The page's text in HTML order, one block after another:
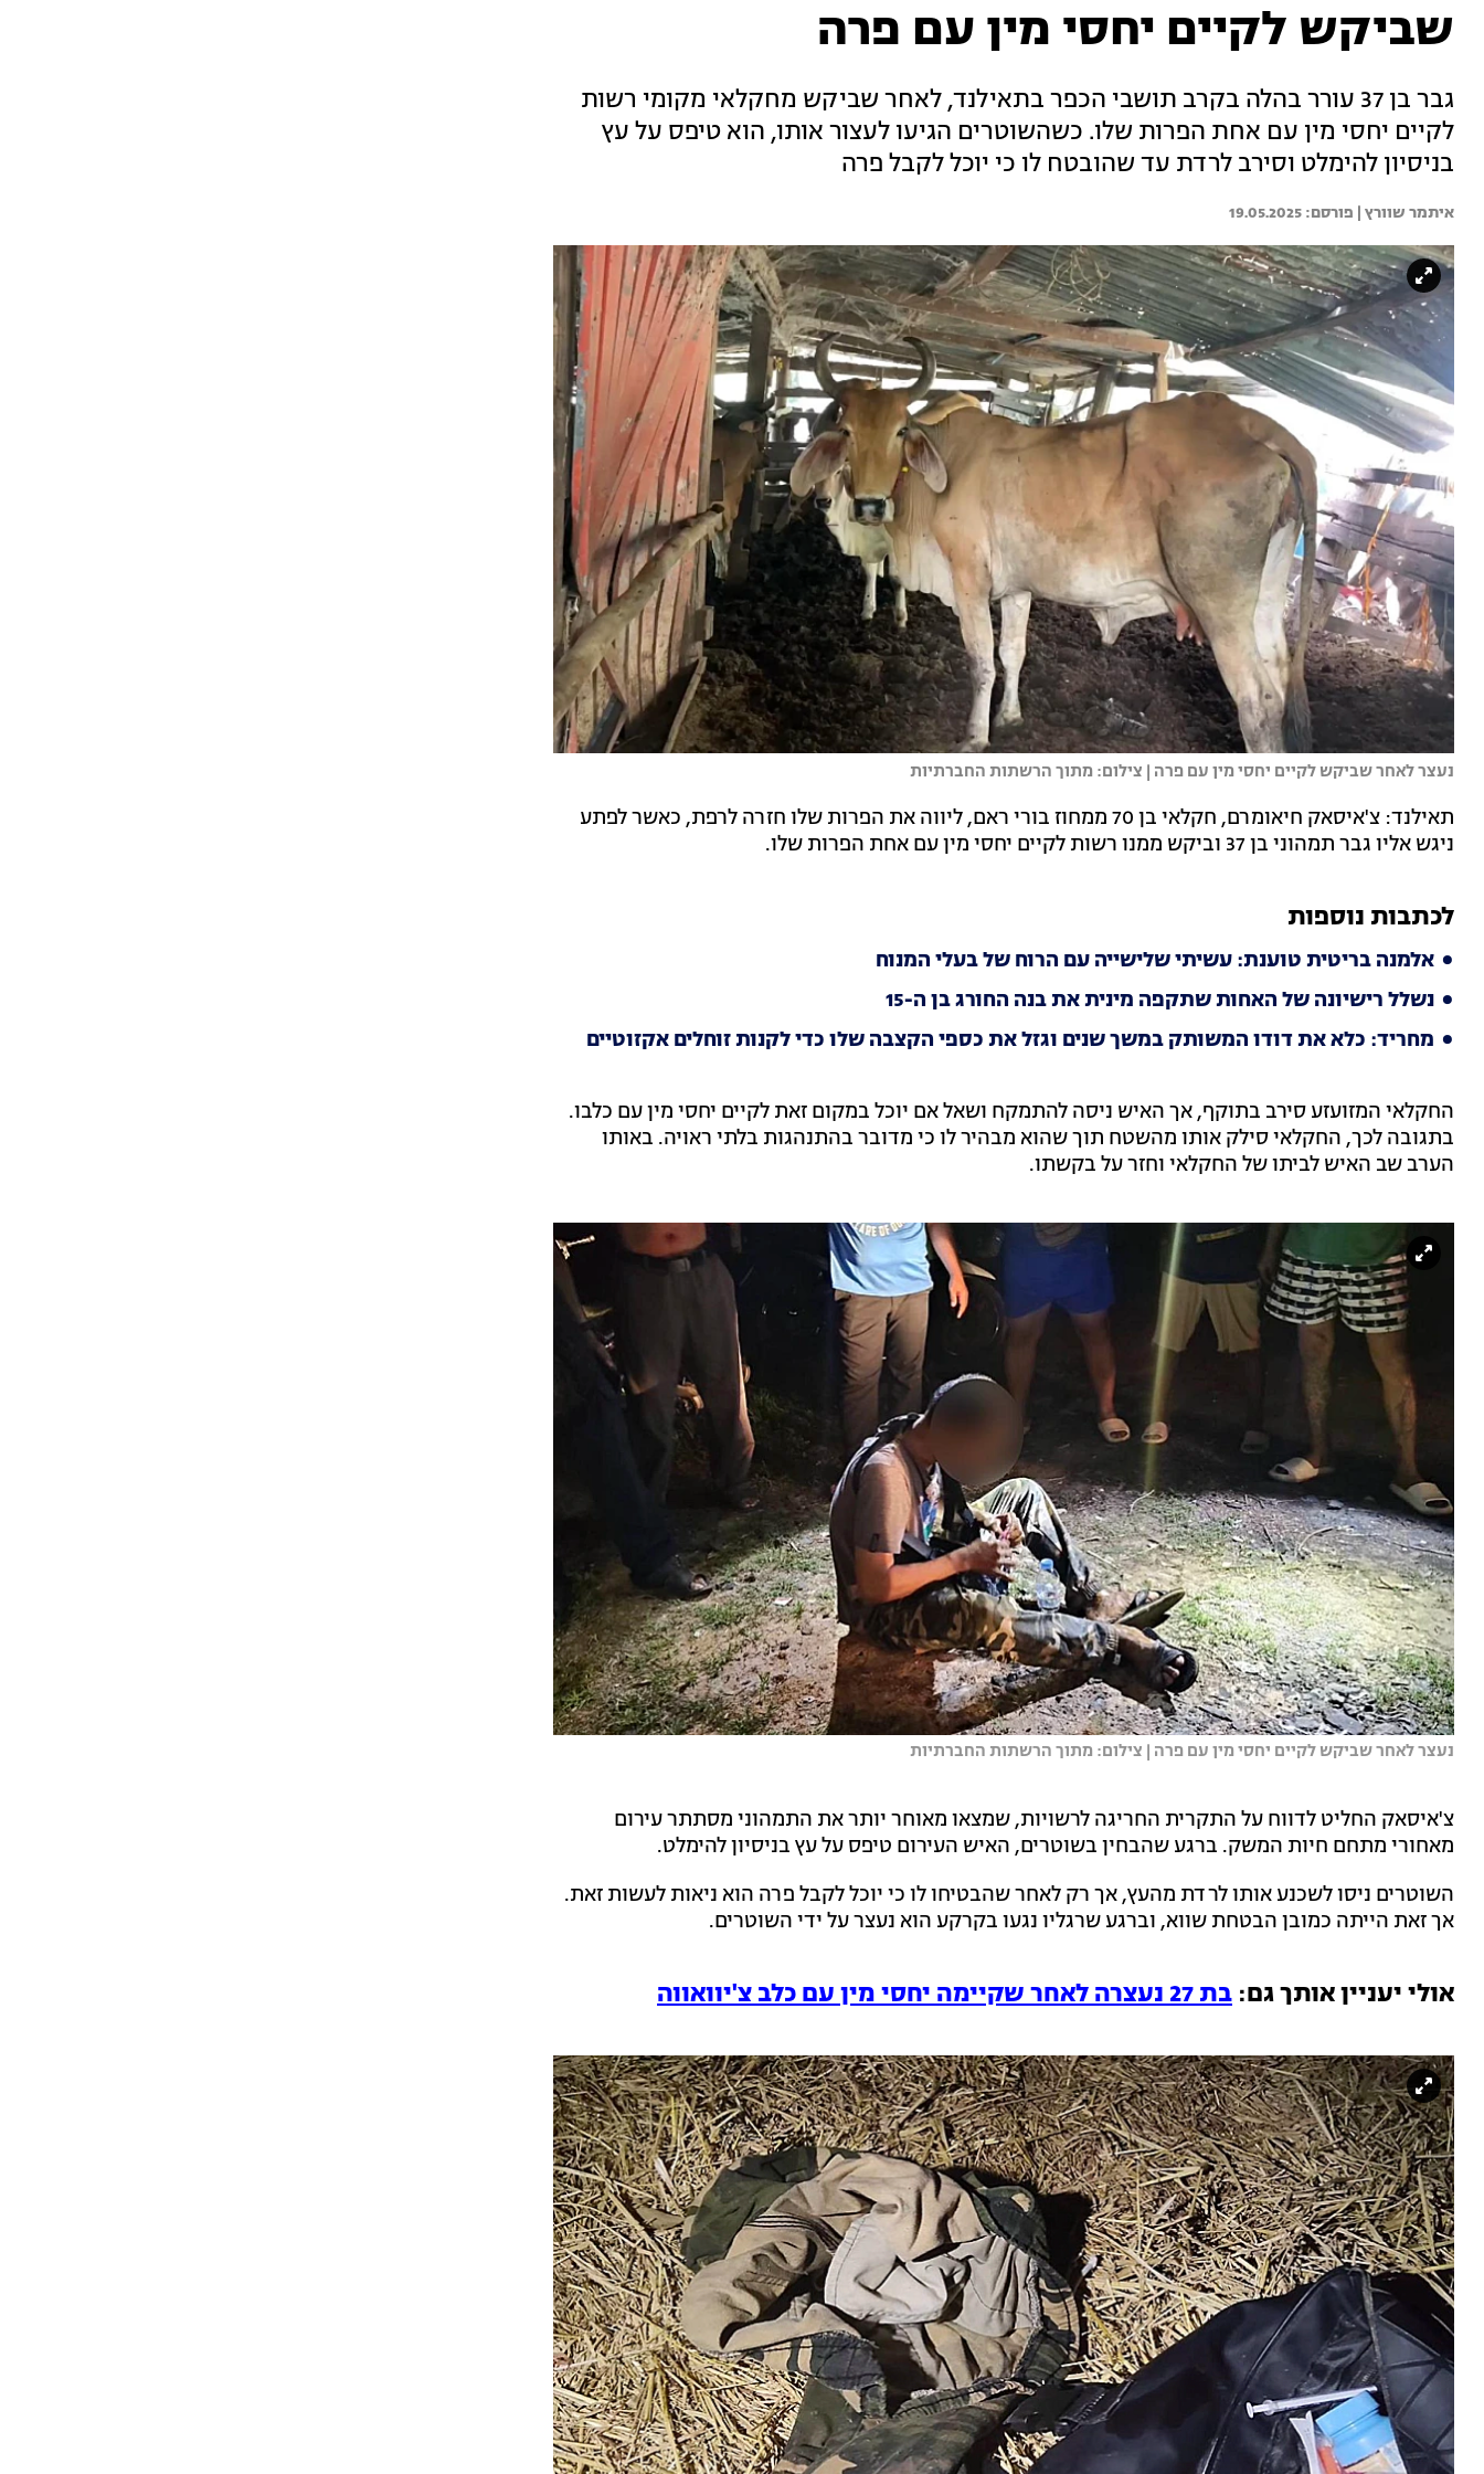
שביקש לקיים יחסי מין עם פרה
גבר בן 37 עורר בהלה בקרב תושבי הכפר בתאילנד, לאחר שביקש מחקלאי מקומי רשות
לקיים יחסי מין עם אחת הפרות שלו. כשהשוטרים הגיעו לעצור אותו, הוא טיפס על עץ
בניסיון להימלט וסירב לרדת עד שהובטח לו כי יוכל לקבל פרה
איתמר שוורץ | 19.05.2025
נעצר לאחר שביקש לקיים יחסי מין עם פרה | צילום: מתוך הרשתות החברתיות
תאילנד: צ'איסאק חיאומרם, חקלאי בן 70 ממחוז בורי ראם, ליווה את הפרות שלו חזרה לרפת, כאשר לפתע
ניגש אליו גבר תמהוני בן 37 וביקש ממנו רשות לקיים יחסי מין עם אחת הפרות שלו.
לכתבות נוספות
אלמנה בריטית טוענת: עשיתי שלישייה עם הרוח של בעלי המנוח
נשלל רישיונה של האחות שתקפה מינית את בנה החורג בן ה-15
מחריד: כלא את דודו המשותק במשך שנים וגזל את כספי הקצבה שלו כדי לקנות זוחלים אקזוטיים
החקלאי המזועזע סירב בתוקף, אך האיש ניסה להתמקח ושאל אם יוכל במקום זאת לקיים יחסי מין עם כלבו.
בתגובה לכך, החקלאי סילק אותו מהשטח תוך שהוא מבהיר לו כי מדובר בהתנהגות בלתי ראויה. באותו
הערב שב האיש לביתו של החקלאי וחזר על בקשתו.
נעצר לאחר שביקש לקיים יחסי מין עם פרה | צילום: מתוך הרשתות החברתיות
צ'איסאק החליט לדווח על התקרית החריגה לרשויות, שמצאו מאוחר יותר את התמהוני מסתתר עירום
מאחורי מתחם חיות המשק. ברגע שהבחין בשוטרים, האיש העירום טיפס על עץ בניסיון להימלט.
השוטרים ניסו לשכנע אותו לרדת מהעץ, אך רק לאחר שהבטיחו לו כי יוכל לקבל פרה הוא ניאות לעשות זאת.
אך זאת הייתה כמובן הבטחת שווא, וברגע שרגליו נגעו בקרקע הוא נעצר על ידי השוטרים.
אולי יעניין אותך גם: בת 27 נעצרה לאחר שקיימה יחסי מין עם כלב צ'יוואווה